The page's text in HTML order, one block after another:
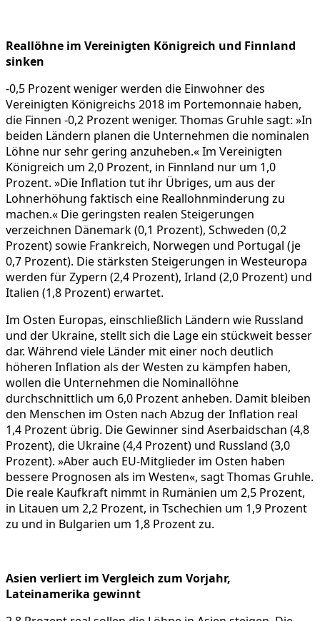
Reallöhne im Vereinigten Königreich und Finnland
sinken
-0,5 Prozent weniger werden die Einwohner des
Vereinigten Königreichs 2018 im Portemonnaie haben,
die Finnen -0,2 Prozent weniger. Thomas Gruhle sagt: »In
beiden Ländern planen die Unternehmen die nominalen
Löhne nur sehr gering anzuheben.« Im Vereinigten
Königreich um 2,0 Prozent, in Finnland nur um 1,0
Prozent. »Die Inflation tut ihr Übriges, um aus der
Lohnerhöhung faktisch eine Reallohnminderung zu
machen.« Die geringsten realen Steigerungen
verzeichnen Dänemark (0,1 Prozent), Schweden (0,2
Prozent) sowie Frankreich, Norwegen und Portugal (je
0,7 Prozent). Die stärksten Steigerungen in Westeuropa
werden für Zypern (2,4 Prozent), Irland (2,0 Prozent) und
Italien (1,8 Prozent) erwartet.
Im Osten Europas, einschließlich Ländern wie Russland
und der Ukraine, stellt sich die Lage ein stückweit besser
dar. Während viele Länder mit einer noch deutlich
höheren Inflation als der Westen zu kämpfen haben,
wollen die Unternehmen die Nominallöhne
durchschnittlich um 6,0 Prozent anheben. Damit bleiben
den Menschen im Osten nach Abzug der Inflation real
1,4 Prozent übrig. Die Gewinner sind Aserbaidschan (4,8
Prozent), die Ukraine (4,4 Prozent) und Russland (3,0
Prozent). »Aber auch EU-Mitglieder im Osten haben
bessere Prognosen als im Westen«, sagt Thomas Gruhle.
Die reale Kaufkraft nimmt in Rumänien um 2,5 Prozent,
in Litauen um 2,2 Prozent, in Tschechien um 1,9 Prozent
zu und in Bulgarien um 1,8 Prozent zu.
Asien verliert im Vergleich zum Vorjahr,
Lateinamerika gewinnt